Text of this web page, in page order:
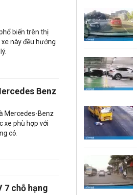
biến trên thị
này đều hướng
Benz
Mercedes-Benz
xe phù hợp với
có.
7 chỗ hạng